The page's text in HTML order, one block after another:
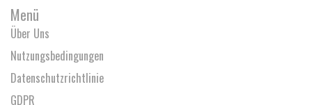
Menü
Über Uns
Nutzungsbedingungen
Datenschutzrichtlinie
GDPR